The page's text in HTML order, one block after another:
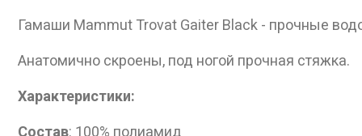
Гамаши Mammut Trovat Gaiter Black - прочные
Анатомично скроены, под ногой прочная стяжка.
Характеристики:
Состав: 100% полиамид